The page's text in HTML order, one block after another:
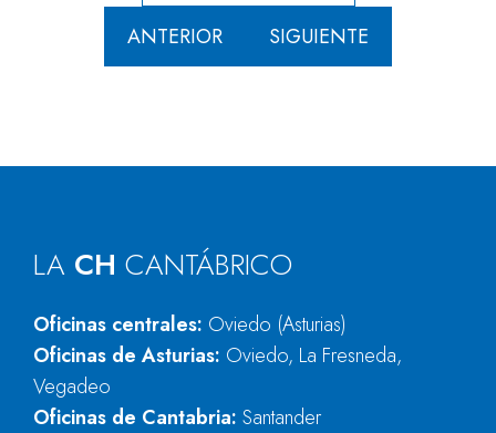
ANTERIOR SIGUIENTE
LA CH CANTÁBRICO
Oficinas centrales: Oviedo (Asturias)
Oficinas de Asturias: Oviedo, La Fresneda,
Vegadeo
Oficinas de Cantabria: Santander